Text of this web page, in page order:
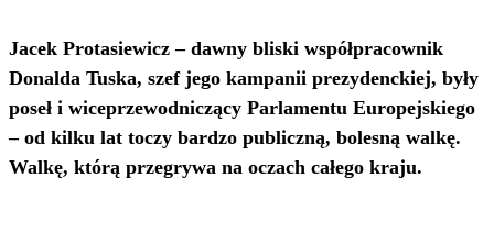
Jacek Protasiewicz – dawny bliski współpracownik
Donalda Tuska, szef jego kampanii prezydenckiej, były
poseł i wiceprzewodniczący Parlamentu Europejskiego
– od kilku lat toczy bardzo publiczną, bolesną walkę.
Walkę, którą przegrywa na oczach całego kraju.